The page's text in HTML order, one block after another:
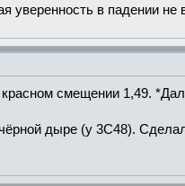
уверенность в падении не
смещении 1,49.
дыре (у 3С48).